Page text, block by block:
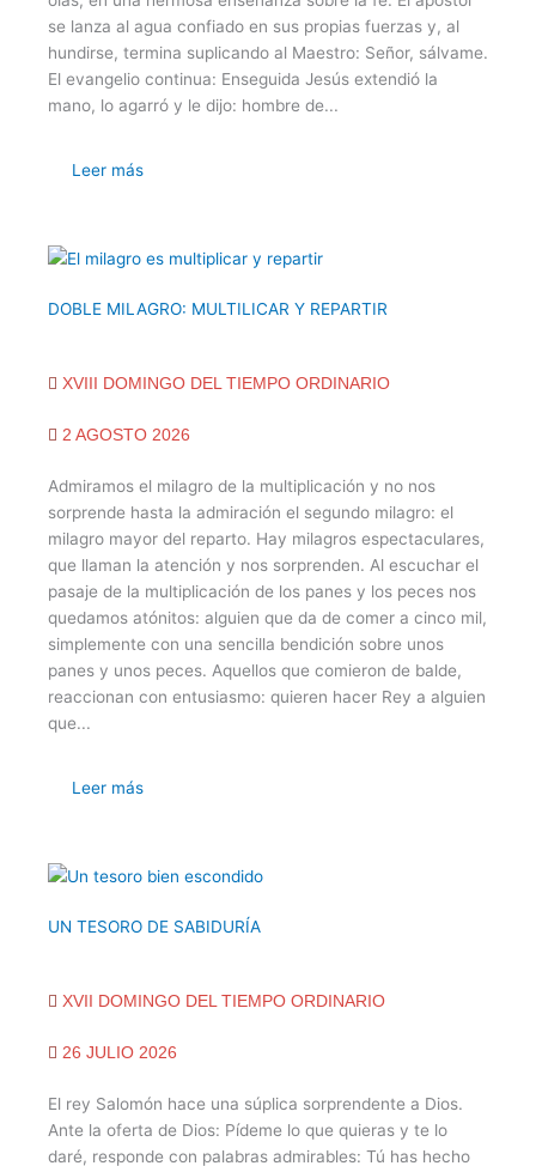
se lanza al agua confiado en sus propias fuerzas y, al
hundirse, termina suplicando al Maestro: Señor, sálvame.
El evangelio continua: Enseguida Jesús extendió la
mano, lo agarró y le dijo: hombre de...
Leer más
DOBLE MILAGRO: MULTILICAR Y REPARTIR
XVIII DOMINGO DEL TIEMPO ORDINARIO
2 AGOSTO 2026
Admiramos el milagro de la multiplicación y no nos
sorprende hasta la admiración el segundo milagro: el
milagro mayor del reparto. Hay milagros espectaculares,
que llaman la atención y nos sorprenden. Al escuchar el
pasaje de la multiplicación de los panes y los peces nos
quedamos atónitos: alguien que da de comer a cinco mil,
simplemente con una sencilla bendición sobre unos
panes y unos peces. Aquellos que comieron de balde,
reaccionan con entusiasmo: quieren hacer Rey a alguien
que...
Leer más
UN TESORO DE SABIDURÍA
XVII DOMINGO DEL TIEMPO ORDINARIO
26 JULIO 2026
El rey Salomón hace una súplica sorprendente a Dios.
Ante la oferta de Dios: Pídeme lo que quieras y te lo
daré, responde con palabras admirables: Tú has hecho